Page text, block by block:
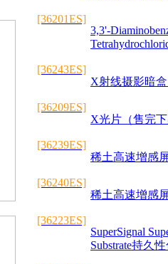
[36201ES]
3,3'-
[36243ES]
X射线摄影暗盒
[36209ES]
X光片（售完下
[36239ES]
稀土高速增感
[36240ES]
稀土高速增感
[36223ES]
SuperSignal
Substrate持久